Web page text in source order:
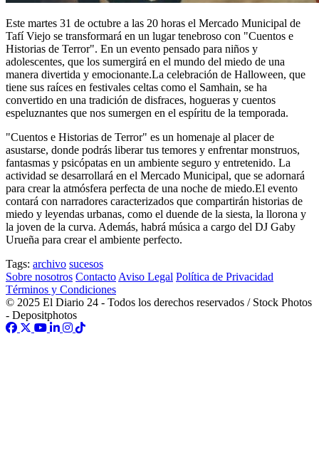
Este martes 31 de octubre a las 20 horas el Mercado Municipal de
Tafí Viejo se transformará en un lugar tenebroso con "Cuentos e
Historias de Terror". En un evento pensado para niños y
adolescentes, que los sumergirá en el mundo del miedo de una
manera divertida y emocionante.La celebración de Halloween, que
tiene sus raíces en festivales celtas como el Samhain, se ha
convertido en una tradición de disfraces, hogueras y cuentos
espeluznantes que nos sumergen en el espíritu de la temporada.
"Cuentos e Historias de Terror" es un homenaje al placer de
asustarse, donde podrás liberar tus temores y enfrentar monstruos,
fantasmas y psicópatas en un ambiente seguro y entretenido. La
actividad se desarrollará en el Mercado Municipal, que se adornará
para crear la atmósfera perfecta de una noche de miedo.El evento
contará con narradores caracterizados que compartirán historias de
miedo y leyendas urbanas, como el duende de la siesta, la llorona y
la joven de la curva. Además, habrá música a cargo del DJ Gaby
Urueña para crear el ambiente perfecto.
Tags: archivo sucesos
Sobre nosotros Contacto Aviso Legal Política de Privacidad
Términos y Condiciones
© 2025 El Diario 24 - Todos los derechos reservados / Stock Photos
- Depositphotos